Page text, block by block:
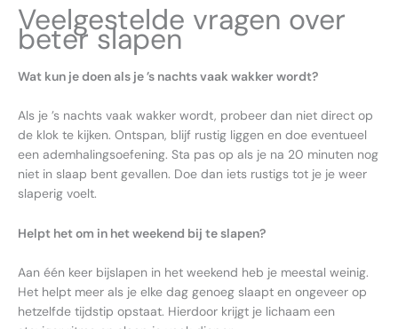
Veelgestelde vragen over
beter slapen
Wat kun je doen als je ’s nachts vaak wakker wordt?
Als je ’s nachts vaak wakker wordt, probeer dan niet direct op
de klok te kijken. Ontspan, blijf rustig liggen en doe eventueel
een ademhalingsoefening. Sta pas op als je na 20 minuten nog
niet in slaap bent gevallen. Doe dan iets rustigs tot je je weer
slaperig voelt.
Helpt het om in het weekend bij te slapen?
Aan één keer bijslapen in het weekend heb je meestal weinig.
Het helpt meer als je elke dag genoeg slaapt en ongeveer op
hetzelfde tijdstip opstaat. Hierdoor krijgt je lichaam een